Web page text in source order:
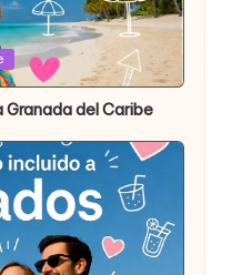
del Caribe